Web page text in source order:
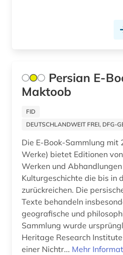
faktendatenbank (1)
fid lateinamerika (1)
fid linguistik (1)
film (1)
finanzen (1)
Suedamerika (11)
Tuerkei (3)
USA (14)
Ukraine (1)
Ungarn (2)
Zypern (1)
Persian E-
Maktoob
FID
DEUTSCHLANDWEIT FREI, DFG-
Die E-Book-Sammlung mit
Werke) bietet Editionen
Werken und
Kulturgeschichte die bis in
zurückreichen. Die
Texte behandeln
geografische und
Sammlung wurde
Heritage Research
einer Nichtr... Mehr